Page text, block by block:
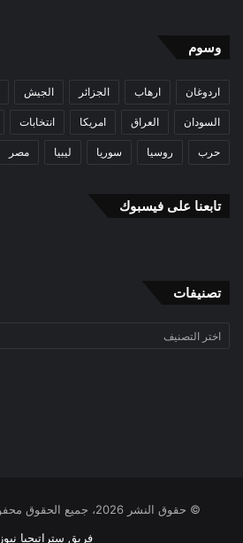
وسوم
اردوغان ارهاب الجزائر الجيش
السودان العراق امريكا انتخابات
حرب روسيا سوريا ليبيا مصر
تابعنا على فيسبوك
تصنيفات
تصنيفات
© حقوق النشر 2026، جميع الحقوق محفوظة |
فريق ستراتيجيا نيوز